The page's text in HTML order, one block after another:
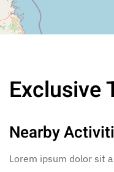
Exclusive
Nearby
Lorem ipsum dolor sit